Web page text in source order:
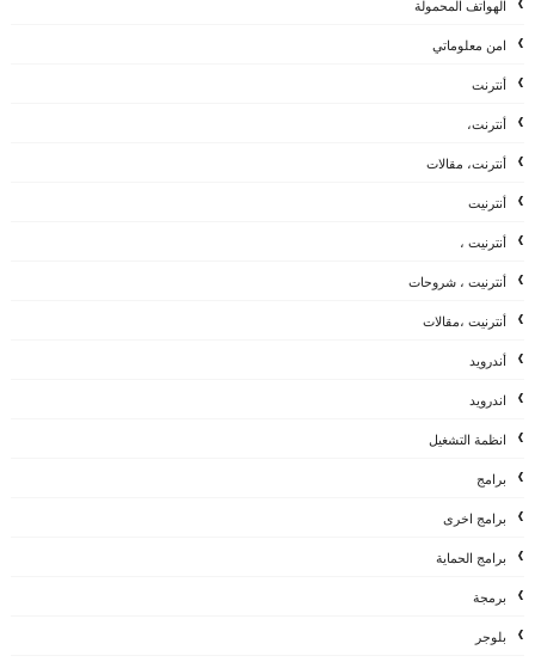
الهواتف المحمولة
امن معلوماتي
أنترنت
أنترنت،
أنترنت، مقالات
أنترنيت
أنترنيت ،
أنترنيت ، شروحات
أنترنيت ،مقالات
أندرويد
اندرويد
انظمة التشغيل
برامج
برامج اخرى
برامج الحماية
برمجة
بلوجر